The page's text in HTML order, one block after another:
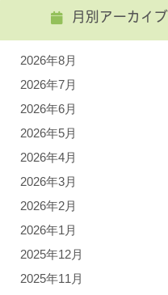
月別アーカイブ
2026年8月
2026年7月
2026年6月
2026年5月
2026年4月
2026年3月
2026年2月
2026年1月
2025年12月
2025年11月